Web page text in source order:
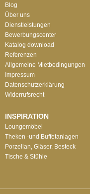
Blog
Über uns
Dienstleistungen
Bewerbungscenter
Katalog download
Referenzen
Allgemeine Mietbedingungen
Impressum
Datenschutzerklärung
Widerrufsrecht
INSPIRATION
Loungemöbel
Theken -und Buffetanlagen
Porzellan, Gläser, Besteck
Tische & Stühle